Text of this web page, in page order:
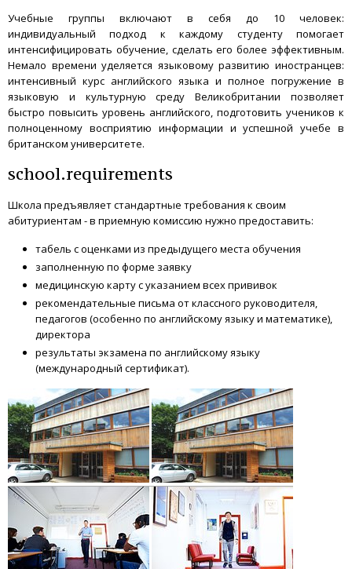
Учебные группы включают в себя до 10 человек:
индивидуальный подход к каждому студенту помогает
интенсифицировать обучение, сделать его более эффективным.
Немало времени уделяется языковому развитию иностранцев:
интенсивный курс английского языка и полное погружение в
языковую и культурную среду Великобритании позволяет
быстро повысить уровень английского, подготовить учеников к
полноценному восприятию информации и успешной учебе в
британском университете.
school.requirements
Школа предъявляет стандартные требования к своим
абитуриентам - в приемную комиссию нужно предоставить:
табель с оценками из предыдущего места обучения
заполненную по форме заявку
медицинскую карту с указанием всех прививок
рекомендательные письма от классного руководителя,
педагогов (особенно по английскому языку и математике),
директора
результаты экзамена по английскому языку
(международный сертификат).